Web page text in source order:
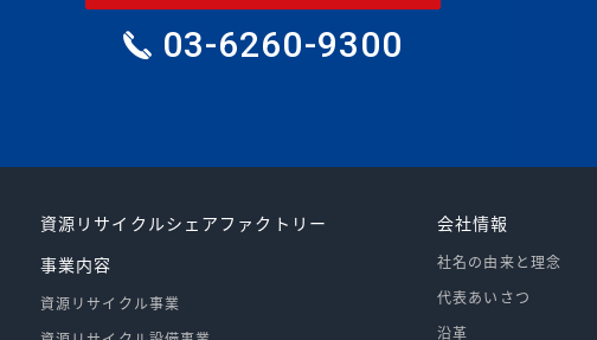
03-6260-9300
資源リサイクルシェアファクトリー
事業内容
資源リサイクル事業
会社情報
社名の由来と理念
代表あいさつ
沿革